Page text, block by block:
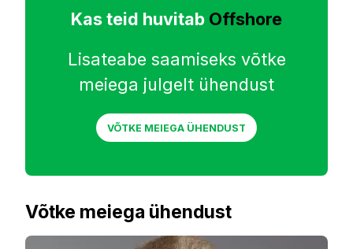
Kas teid huvitab Offshore
Lisateabe saamiseks võtke
meiega julgelt ühendust
VÕTKE MEIEGA ÜHENDUST
Võtke meiega ühendust